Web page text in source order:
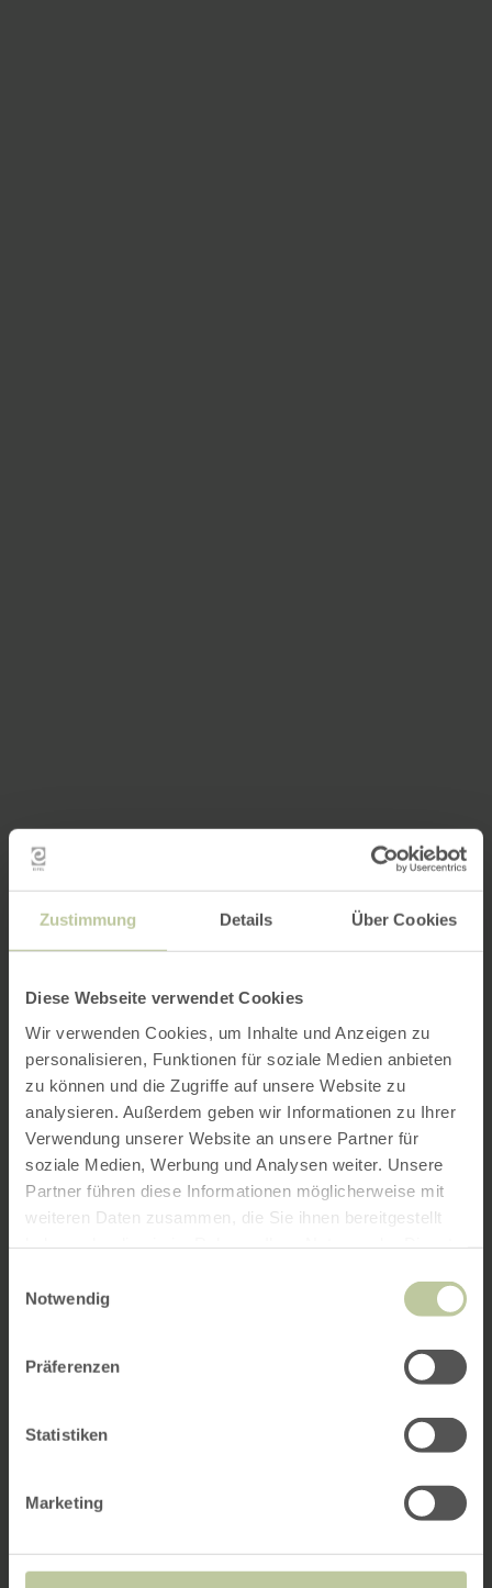
Zustimmung Details Über Cookies
Diese Webseite verwendet Cookies
Wir verwenden Cookies, um Inhalte und Anzeigen zu
personalisieren, Funktionen für soziale Medien anbieten
zu können und die Zugriffe auf unsere Website zu
analysieren. Außerdem geben wir Informationen zu Ihrer
Verwendung unserer Website an unsere Partner für
soziale Medien, Werbung und Analysen weiter. Unsere
Partner führen diese Informationen möglicherweise mit
weiteren Daten zusammen, die Sie ihnen bereitgestellt
Notwendig
Präferenzen
Statistiken
Marketing